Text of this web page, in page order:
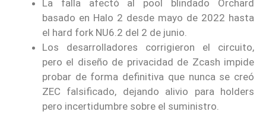
La falla afectó al pool blindado Orchard
basado en Halo 2 desde mayo de 2022 hasta
el hard fork NU6.2 del 2 de junio.
Los desarrolladores corrigieron el circuito,
pero el diseño de privacidad de Zcash impide
probar de forma definitiva que nunca se creó
ZEC falsificado, dejando alivio para holders
pero incertidumbre sobre el suministro.